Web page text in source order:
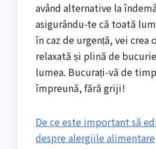
având alternative la
asigurându-te că toată
în caz de urgență, vei crea
relaxată și plină de
lumea. Bucurați-vă de
împreună, fără griji!
De ce este important să
despre alergiile alimentare